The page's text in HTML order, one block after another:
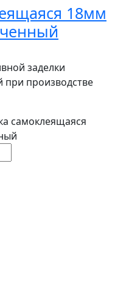
18мм
заделки
при производстве
самоклеящаяся